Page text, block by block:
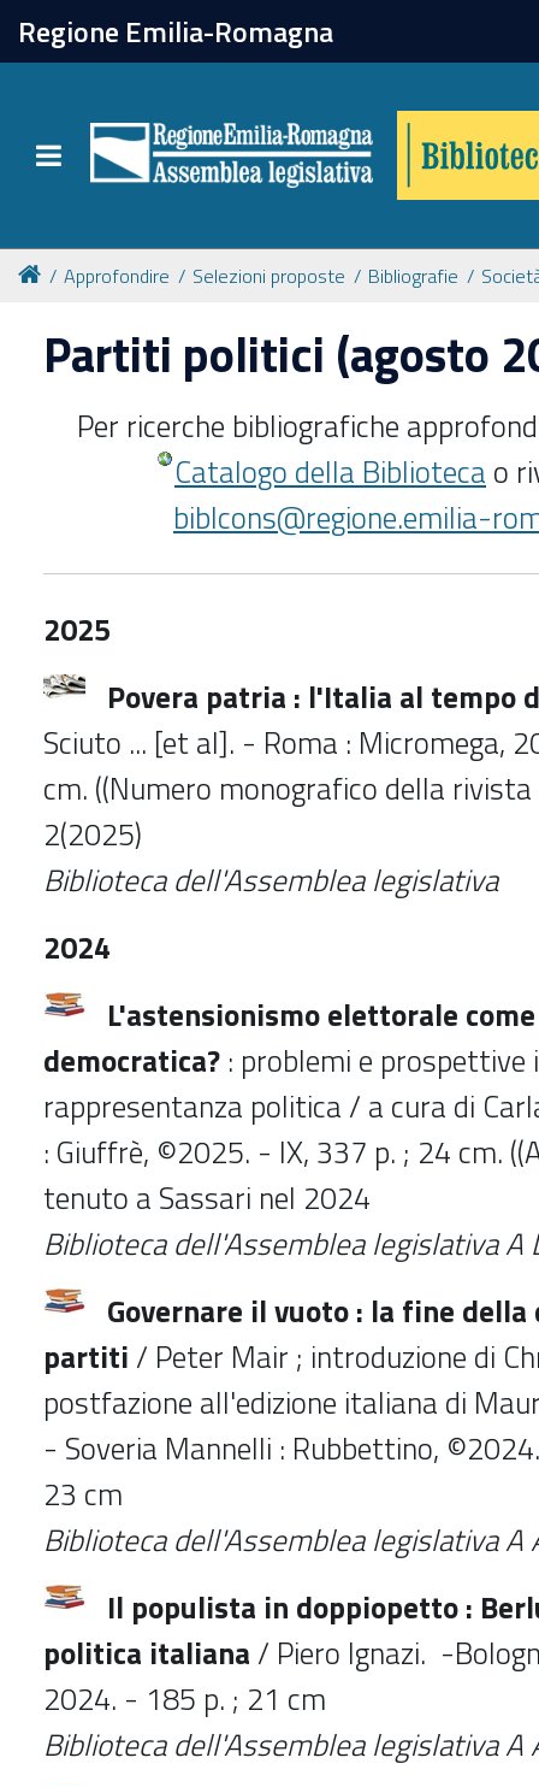
Regione Emilia-Romagna
Toggle navigation
chiudi
Catalogo online
Collezioni
Per approfondire
Appuntamenti
Prenotazione spazi
Approfondire Selezioni proposte Bibliografie
Partiti politici (agosto
Per ricerche bibliografiche
Catalogo della Biblioteca o
biblcons@regione.emilia-
2025
Povera patria : l'Italia al tempo
Sciuto ... [et al]. - Roma : Micromega,
cm. ((Numero monografico della
2(2025)
Bibliotecadell'Assemblea legislativa
2024
L'astensionismo elettorale
democratica? : problemi e
rappresentanza politica / a cura di
: Giuffrè, ©2025. - IX, 337 p. ; 24 cm.
tenuto a Sassari nel 2024
Bibliotecadell'Assemblea legislativaA
Governare il vuoto : la fine della
partiti / Peter Mair ; introduzione di
postfazione all'edizione italiana di
- Soveria Mannelli : Rubbettino,
23 cm
Bibliotecadell'Assemblea legislativaA
Il populista in doppiopetto :
politica italiana / Piero Ignazi. -
2024. - 185 p. ; 21 cm
Bibliotecadell'Assemblea legislativaA